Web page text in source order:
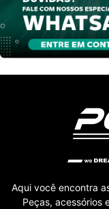
Aqui você encontra
Peças, acessórios